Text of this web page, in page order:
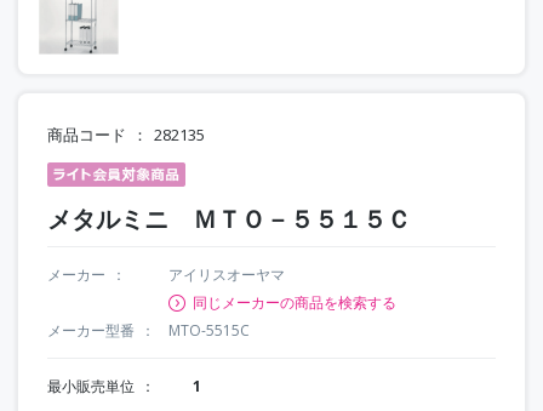
商品コード 282135
メタルミニ ＭＴＯ－５５１５Ｃ
メーカー
アイリスオーヤマ
同じメーカーの商品を検索する
メーカー型番
MTO-5515C
最小販売単位 1